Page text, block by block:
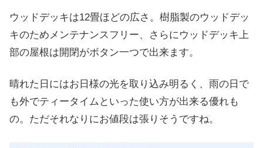
ウッドデッキは12畳ほどの広さ。樹脂製のウッドデッ
キのためメンテナンスフリー、さらにウッドデッキ上
部の屋根は開閉がボタン一つで出来ます。
晴れた日にはお日様の光を取り込み明るく、雨の日で
も外でティータイムといった使い方が出来る優れも
の。ただそれなりにお値段は張りそうですね。